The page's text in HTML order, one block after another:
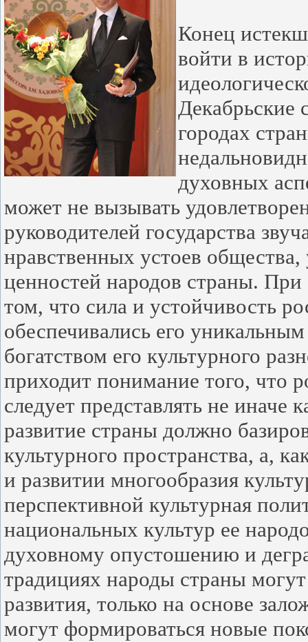
Конец
войти в
Декабрьские
городах
духовных
может не вызывать
руководителей государства
нравственных устоев
ценностей народов страны. При
том, что сила и устойчивость
обеспечивались его
богатством его культурного
приходит понимание того, что
следует представлять не иначе
развитие страны должно
культурного пространства, а,
и развитии многообразия
перспективной культурная
национальных культур ее
духовному опустошению и
традициях народы страны
развития, только на основе
могут формироваться новые